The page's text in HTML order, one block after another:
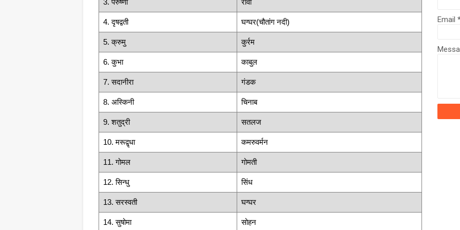
3. परुष्णी रावी
4. दृषद्वती घग्घर(चौतांग नदी)
5. क्रुमु कुर्रम
6. कुभा काबुल
7. सदानीरा गंडक
8. अस्किनी चिनाब
9. शतुद्री सतलज
10. मरूद्वृधा कमरुवर्मन
11. गोमल गोमती
12. सिन्धु सिंध
13. सरस्वती घग्घर
14. सुषोमा सोहन
Email